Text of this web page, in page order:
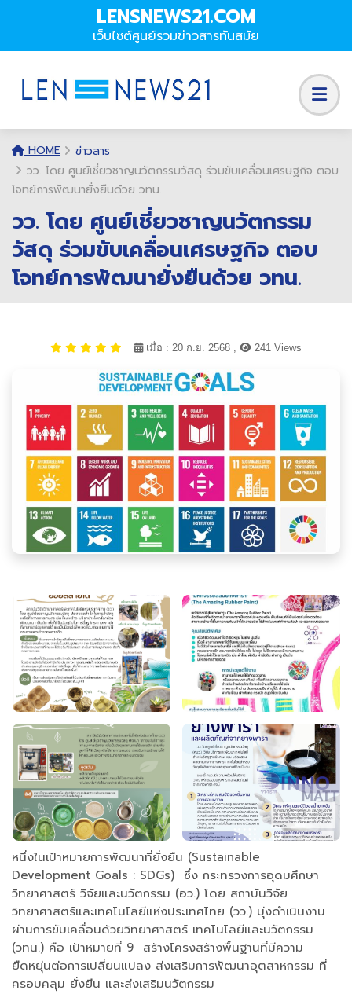
LENSNEWS21.COM
เว็บไซต์ศูนย์รวมข่าวสารทันสมัย
HOME
ข่าวสาร
วว. โดย ศูนย์เชี่ยวชาญนวัตกรรมวัสดุ ร่วมขับเคลื่อนเศรษฐกิจ ตอบ
โจทย์การพัฒนายั่งยืนด้วย วทน.
วว. โดย ศูนย์เชี่ยวชาญนวัตกรรม
วัสดุ ร่วมขับเคลื่อนเศรษฐกิจ ตอบ
โจทย์การพัฒนายั่งยืนด้วย วทน.
เมื่อ : 20 ก.ย. 2568 , 241 Views
หนึ่งในเป้าหมายการพัฒนาที่ยั่งยืน (Sustainable
Development Goals : SDGs) ซึ่ง กระทรวงการอุดมศึกษา
วิทยาศาสตร์ วิจัยและนวัตกรรม (อว.) โดย สถาบันวิจัย
วิทยาศาสตร์และเทคโนโลยีแห่งประเทศไทย (วว.) มุ่งดำเนินงาน
ผ่านการขับเคลื่อนด้วยวิทยาศาสตร์ เทคโนโลยีและนวัตกรรม
(วทน.) คือ เป้าหมายที่ 9 สร้างโครงสร้างพื้นฐานที่มีความ
ยืดหยุ่นต่อการเปลี่ยนแปลง ส่งเสริมการพัฒนาอุตสาหกรรม ที่
ครอบคลุม ยั่งยืน และส่งเสริมนวัตกรรม